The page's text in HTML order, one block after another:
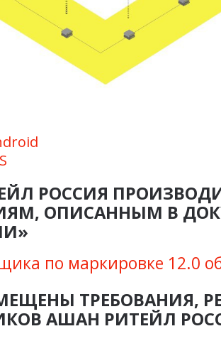
РОССИЯ
ОПИСАННЫМ В
по маркировке 12.0
ТРЕБОВАНИЯ,
АШАН РИТЕЙЛ